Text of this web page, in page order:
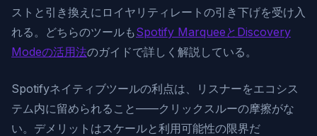
ストと引き換えにロイヤリティレートの引き下げを受け入
れる。どちらのツールもSpotify MarqueeとDiscovery
Modeの活用法のガイドで詳しく解説している。
Spotifyネイティブツールの利点は、リスナーをエコシス
テム内に留められること——クリックスルーの摩擦がな
い。デメリットはスケールと利用可能性の限界だ